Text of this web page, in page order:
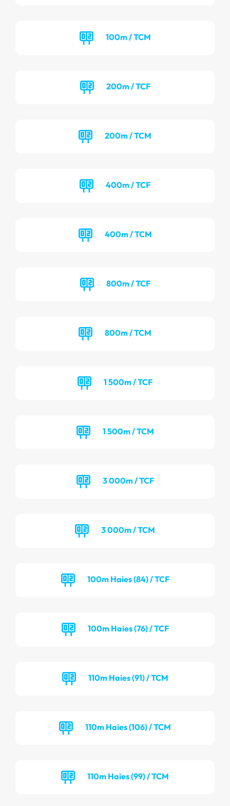
100m / TCM
200m / TCF
200m / TCM
400m / TCF
400m / TCM
800m / TCF
800m / TCM
1 500m / TCF
1 500m / TCM
3 000m / TCF
3 000m / TCM
100m Haies (84) / TCF
100m Haies (76) / TCF
110m Haies (91) / TCM
110m Haies (106) / TCM
110m Haies (99) / TCM